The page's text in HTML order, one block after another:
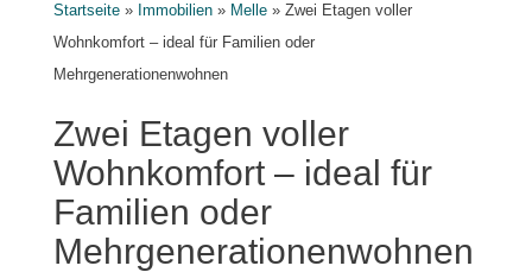
Startseite» Immobilien» Melle» Zwei Etagen voller
Wohnkomfort – ideal für Familien oder
Mehrgenerationenwohnen
Zwei Etagen voller
Wohnkomfort – ideal für
Familien oder
Mehrgenerationenwohnen